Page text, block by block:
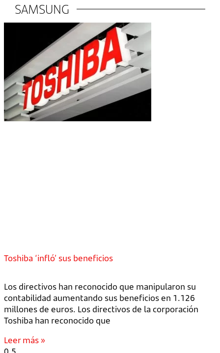
SAMSUNG
Toshiba ‘infló’ sus beneficios
Los directivos han reconocido que manipularon su
contabilidad aumentando sus beneficios en 1.126
millones de euros. Los directivos de la corporación
Toshiba han reconocido que
Leer más »